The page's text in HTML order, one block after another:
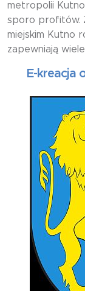
metropolii
sporo profitów.
miejskim Kutno
zapewniają
kreacja